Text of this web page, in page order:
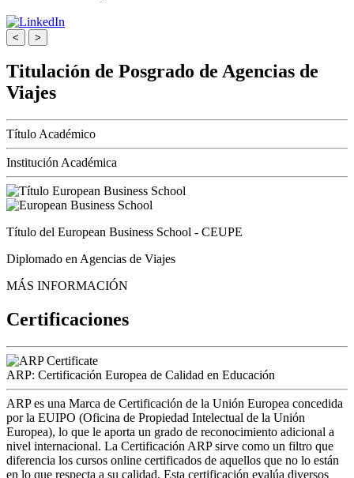
< >
Titulación de Posgrado de Agencias de
Viajes
Título Académico
Institución Académica
Título del European Business School - CEUPE
Diplomado en Agencias de Viajes
MÁS INFORMACIÓN
Certificaciones
ARP: Certificación Europea de Calidad en Educación
ARP es una Marca de Certificación de la Unión Europea concedida
por la EUIPO (Oficina de Propiedad Intelectual de la Unión
Europea), lo que le aporta un grado de reconocimiento adicional a
nivel internacional. La Certificación ARP sirve como un filtro que
diferencia los cursos online certificados de aquellos que no lo están
en lo que respecta a su calidad. Esta certificación evalúa diversos